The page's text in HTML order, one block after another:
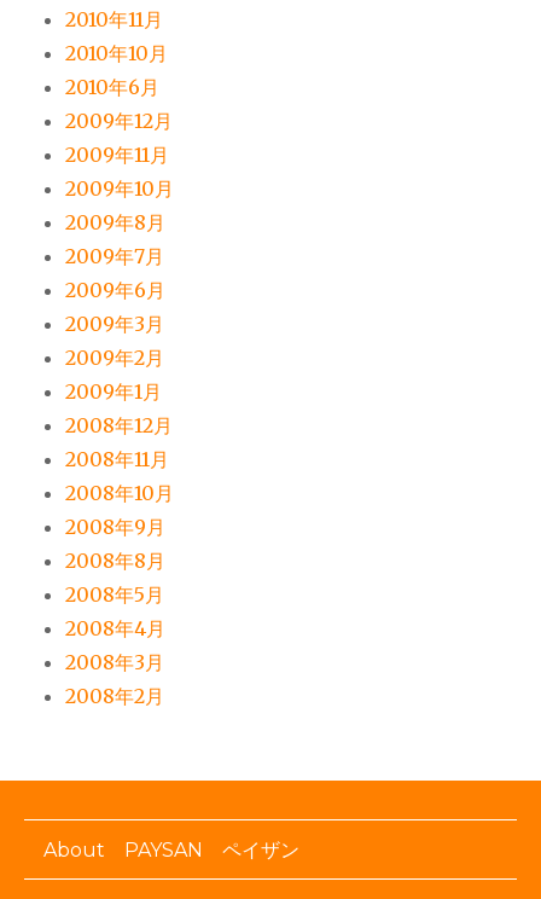
2010年11月
2010年10月
2010年6月
2009年12月
2009年11月
2009年10月
2009年8月
2009年7月
2009年6月
2009年3月
2009年2月
2009年1月
2008年12月
2008年11月
2008年10月
2008年9月
2008年8月
2008年5月
2008年4月
2008年3月
2008年2月
About PAYSAN ペイザン